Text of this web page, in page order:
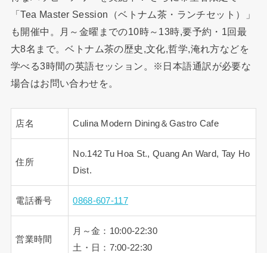
「Tea Master Session（ベトナム茶・ランチセット）」
も開催中。月～金曜までの10時～13時,要予約・1回最
大8名まで。ベトナム茶の歴史,文化,哲学,淹れ方などを
学べる3時間の英語セッション。※日本語通訳が必要な
場合はお問い合わせを。
店名 Culina Modern Dining＆Gastro Cafe
住所
No.142 Tu Hoa St., Quang An Ward, Tay Ho
Dist.
電話番号 0868-607-117
営業時間
月～金：10:00-22:30
土・日：7:00-22:30